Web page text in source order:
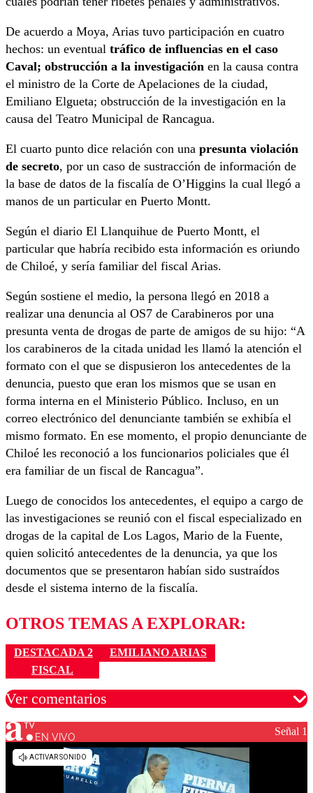
De acuerdo a Moya, Arias tuvo participación en cuatro
hechos: un eventual tráfico de influencias en el caso
Caval; obstrucción a la investigación en la causa contra
el ministro de la Corte de Apelaciones de la ciudad,
Emiliano Elgueta; obstrucción de la investigación en la
causa del Teatro Municipal de Rancagua.
El cuarto punto dice relación con una presunta violación
de secreto, por un caso de sustracción de información de
la base de datos de la fiscalía de O’Higgins la cual llegó a
manos de un particular en Puerto Montt.
Según el diario El Llanquihue de Puerto Montt, el
particular que habría recibido esta información es oriundo
de Chiloé, y sería familiar del fiscal Arias.
Según sostiene el medio, la persona llegó en 2018 a
realizar una denuncia al OS7 de Carabineros por una
presunta venta de drogas de parte de amigos de su hijo: “A
los carabineros de la citada unidad les llamó la atención el
formato con el que se dispusieron los antecedentes de la
denuncia, puesto que eran los mismos que se usan en
forma interna en el Ministerio Público. Incluso, en un
correo electrónico del denunciante también se exhibía el
mismo formato. En ese momento, el propio denunciante de
Chiloé les reconoció a los funcionarios policiales que él
era familiar de un fiscal de Rancagua”.
Luego de conocidos los antecedentes, el equipo a cargo de
las investigaciones se reunió con el fiscal especializado en
drogas de la capital de Los Lagos, Mario de la Fuente,
quien solicitó antecedentes de la denuncia, ya que los
documentos que se presentaron habían sido sustraídos
desde el sistema interno de la fiscalía.
OTROS TEMAS A EXPLORAR:
DESTACADA 2
EMILIANO ARIAS
FISCAL
Ver comentarios
Los comentarios son moderados para garantizar un
diálogo respetuoso.
EN VIVO Señal 1